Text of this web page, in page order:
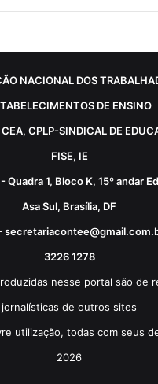
NACIONAL DOS
DE ENSINO
CPLP-SINDICAL DE
FISE, IE
Quadra 1, Bloco K, 15º andar
Asa Sul, Brasília, DF
3226 1278
nesse portal são de
jornalísticas de outros sites
utilização, todas com seus
2026